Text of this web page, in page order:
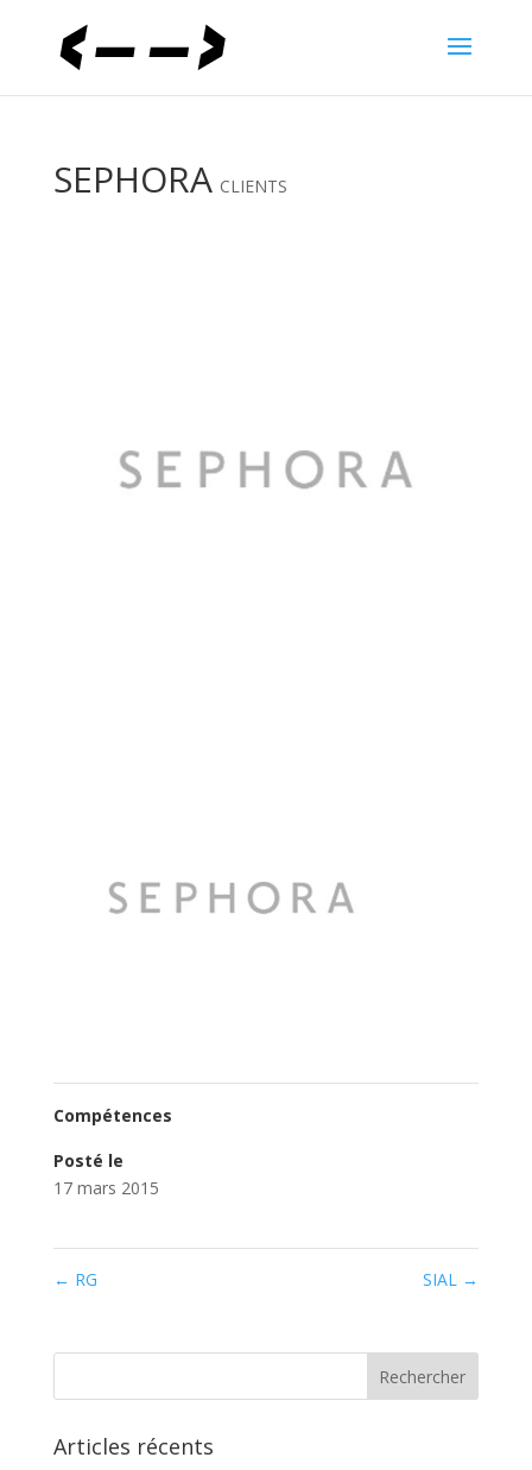
SEPHORA CLIENTS
Compétences
Posté le
17 mars 2015
← RG SIAL →
Articles récents